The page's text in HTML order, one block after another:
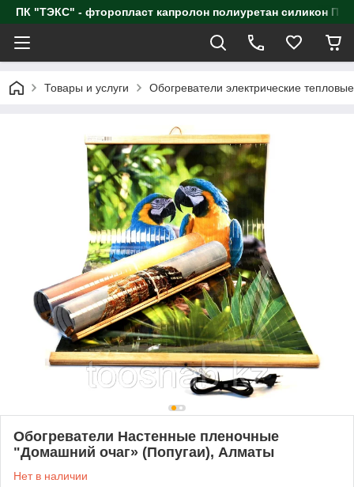
ПК "ТЭКС" - фторопласт капролон полиуретан
Товары и услуги Обогреватели электрические тепловые
Обогреватели Настенные пленочные
"Домашний очаг» (Попугаи), Алматы
Нет в наличии